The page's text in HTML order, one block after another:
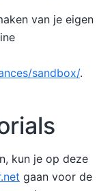
van je eigen
sandbox/.
kun je op deze
gaan voor de